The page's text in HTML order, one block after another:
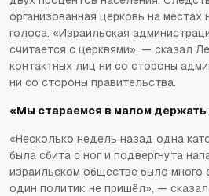
организованная церковь на местах
голоса. «Израильская
считается с церквями», — сказал
контактных лиц ни со стороны
ни со стороны правительства.
«Мы стараемся в малом
«Несколько недель назад одна
была сбита с ног и подвергнута
израильском обществе было много
один политик не пришёл», —